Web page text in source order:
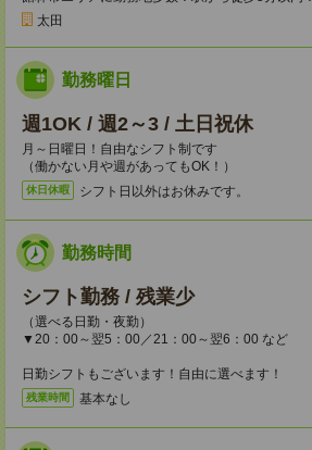
太田
勤務曜日
週1OK / 週2～3 / 土日祝休
月～日曜日！自由なシフト制です
（働かない月や週があってもOK！）
休日休暇 シフト日以外はお休みです。
勤務時間
シフト勤務 / 残業少
（選べる日勤・夜勤）
▼20：00～翌5：00／21：00～翌6：00 など
日勤シフトもございます！自由に選べます！
残業時間 基本なし